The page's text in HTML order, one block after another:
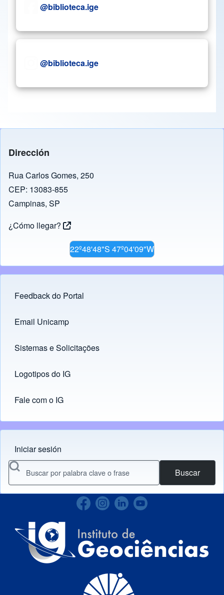
@biblioteca.ige
@biblioteca.ige
Dirección
Rua Carlos Gomes, 250
CEP: 13083-855
Campinas, SP
¿Cómo llegar?
22º48'48"S 47º04'09"W
Footer menu
Feedback do Portal
Links
Email Unicamp
(opens in new tab)
Sistemas e Solicitações
(opens in new tab)
Logotipos do IG
(opens in new tab)
Fale com o IG
Menu do usuário
Iniciar sesión
Buscar